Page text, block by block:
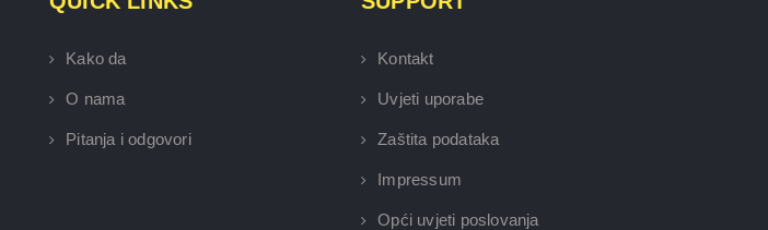
Kako da
O nama
Pitanja i odgovori
Kontakt
Uvjeti uporabe
Zaštita podataka
Impressum
Opći uvjeti poslovanja